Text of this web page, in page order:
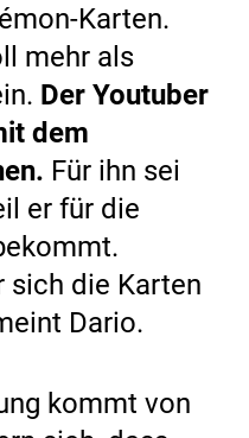
Karten.
mehr als
Der Youtuber
dem
Für ihn sei
er für die
sich die Karten
Dario.
kommt von